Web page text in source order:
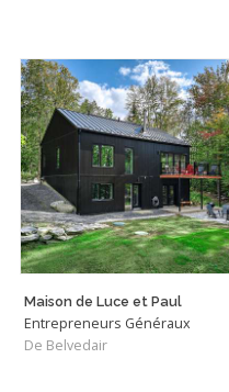
Maison de Luce et Paul
Entrepreneurs Généraux
De Belvedair